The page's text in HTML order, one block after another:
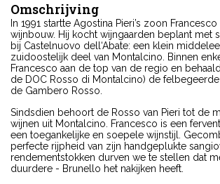
Omschrijving
In 1991 startte Agostina Pieri’s zoon
wijnbouw. Hij kocht wijngaarden beplant met
bij Castelnuovo dell‘Abate: een klein
zuidoostelijk deel van Montalcino. Binnen
Francesco aan de top van de regio en
de DOC Rosso di Montalcino) de
de Gambero Rosso.
Sindsdien behoort de Rosso van Pieri tot de
wijnen uit Montalcino. Francesco is een
een toegankelijke en soepele wijnstijl.
perfecte rijpheid van zijn handgeplukte
rendementstokken durven we te stellen dat
duurdere - Brunello het nakijken heeft.